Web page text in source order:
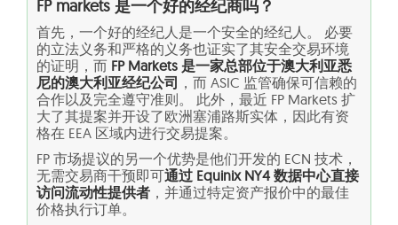
FP markets 是一个好的经纪商吗？
首先，一个好的经纪人是一个安全的经纪人。 必要
的立法义务和严格的义务也证实了其安全交易环境
的证明，而 FP Markets 是一家总部位于澳大利亚悉
尼的澳大利亚经纪公司 ，而 ASIC 监管确保可信赖的
合作以及完全遵守准则。 此外，最近 FP Markets 扩
大了其提案并开设了欧洲塞浦路斯实体，因此有资
格在 EEA 区域内进行交易提案。
FP 市场提议的另一个优势是他们开发的 ECN 技术，
无需交易商干预即可通过 Equinix NY4 数据中心直接
访问流动性提供者 ，并通过特定资产报价中的最佳
价格执行订单。